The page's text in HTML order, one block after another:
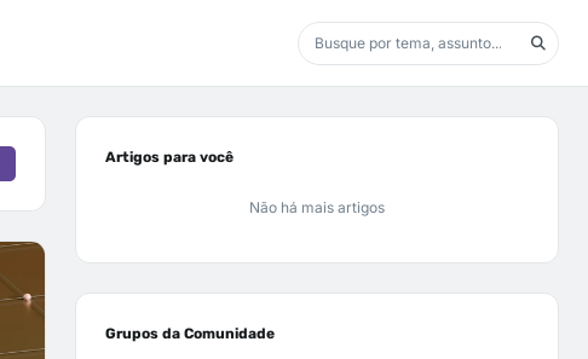
Artigos para você
Não há mais artigos
Grupos da Comunidade